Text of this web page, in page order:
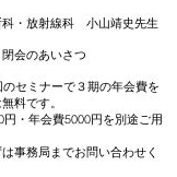
・放射線科 小山靖史先生
さつ
セミナーで３期の年会費を
料です。
・年会費5000円を別途ご用
事務局までお問い合わせく